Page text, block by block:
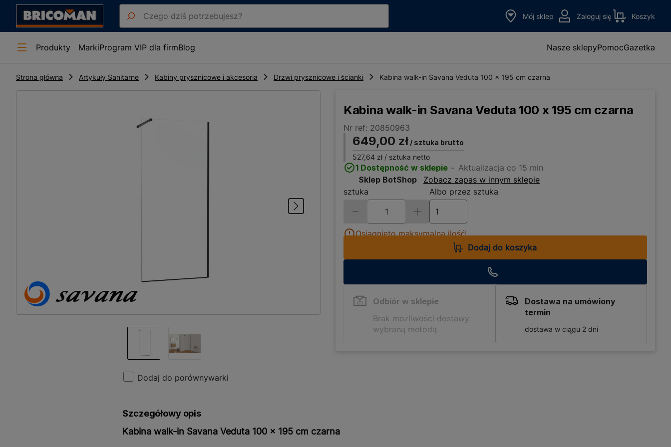
Mój sklep Zaloguj się Koszyk
Produkty MarkiProgram VIP dla firmBlog Nasze sklepyPomocGazetka
Strona główna Artykuły Sanitarne Kabiny prysznicowe i akcesoria Drzwi prysznicowe i ścianki Kabina walk-in Savana Veduta 100 x 195 cm czarna
Dodaj do porównywarki
Kabina walk-in Savana Veduta 100 x 195 cm czarna
Nr ref: 20850963
649,00 zł / sztuka brutto
527,64 zł / sztuka netto
1 Dostępność w sklepie
Aktualizacja co 15 min
Sklep BotShop
Zobacz zapas w innym sklepie
sztuka
Albo przez sztuka
Osiągnięto maksymalną ilość!
Dodaj do koszyka
Odbiór w sklepie
Brak możliwości dostawy
wybraną metodą.
Dostawa na umówiony
termin
dostawa w ciągu 2 dni
Szczegółowy opis
Kabina walk-in Savana Veduta 100 x 195 cm czarna